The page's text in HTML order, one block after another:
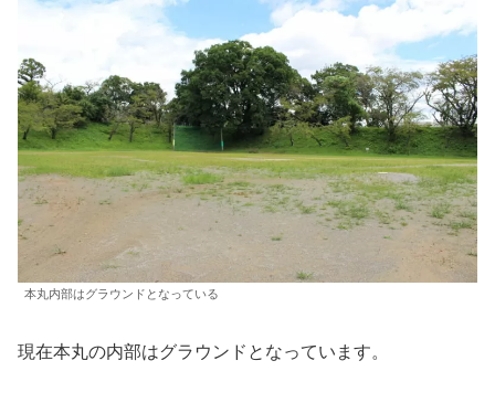
本丸内部はグラウンドとなっている
現在本丸の内部はグラウンドとなっています。